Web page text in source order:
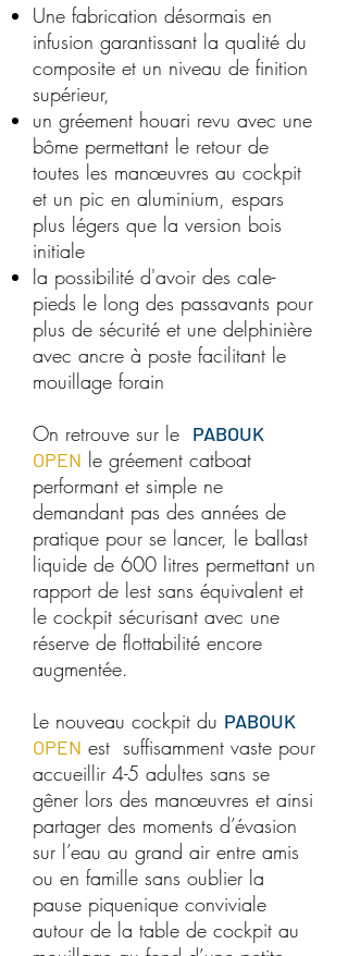
Une fabrication désormais en
infusion garantissant la qualité du
composite et un niveau de finition
supérieur,
un gréement houari revu avec une
bôme permettant le retour de
toutes les manœuvres au cockpit
et un pic en aluminium, espars
plus légers que la version bois
initiale
la possibilité d'avoir des cale-
pieds le long des passavants pour
plus de sécurité et une delphinière
avec ancre à poste facilitant le
mouillage forain
​On retrouve sur le PABOUK
OPEN le gréement catboat
performant et simple ne
demandant pas des années de
pratique pour se lancer, le ballast
liquide de 600 litres permettant un
rapport de lest sans équivalent et
le cockpit sécurisant avec une
réserve de flottabilité encore
augmentée.
Le nouveau cockpit du PABOUK
OPEN est suffisamment vaste pour
accueillir 4-5 adultes sans se
gêner lors des manœuvres et ainsi
partager des moments d’évasion
sur l’eau au grand air entre amis
ou en famille sans oublier la
pause piquenique conviviale
autour de la table de cockpit au